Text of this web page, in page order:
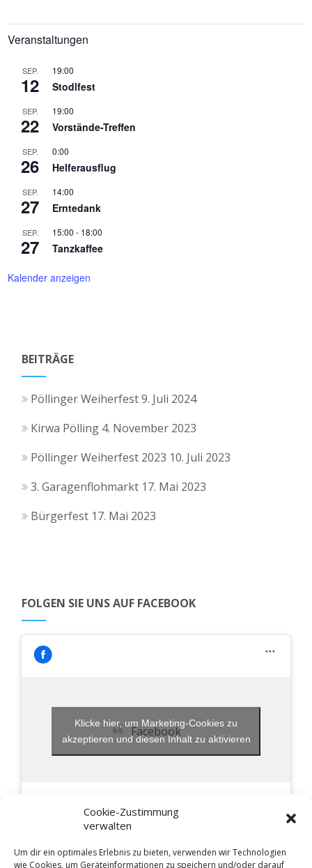
Cookie-Zustimmung
verwalten
Um dir ein optimales Erlebnis zu bieten, verwenden wir Technologien
wie Cookies, um Geräteinformationen zu speichern und/oder darauf
Veranstaltungen
SEP.
12
19:00
Stodlfest
SEP.
22
19:00
Vorstände-Treffen
SEP.
26
0:00
Helferausflug
SEP.
27
14:00
Erntedank
SEP.
27
15:00 - 18:00
Tanzkaffee
Kalender anzeigen
BEITRÄGE
Pöllinger Weiherfest9. Juli 2024
Kirwa Pölling 4. November 2023
Pöllinger Weiherfest 2023 10. Juli 2023
3. Garagenflohmarkt 17. Mai 2023
Bürgerfest 17. Mai 2023
FOLGEN SIE UNS AUF FACEBOOK
Facebook
Klicke hier, um Marketing-Cookies zu
akzeptieren und diesen Inhalt zu aktivieren